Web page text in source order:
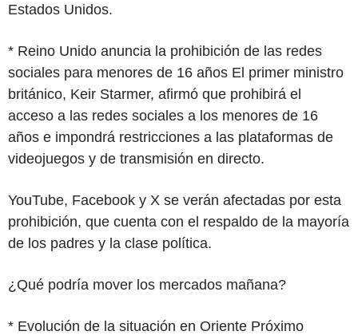
Estados Unidos.
* Reino Unido anuncia la prohibición de las redes
sociales para menores de 16 años El primer ministro
británico, Keir Starmer, afirmó que prohibirá el
acceso a las redes sociales a los menores de 16
años e impondrá restricciones a las plataformas de
videojuegos y de transmisión en directo.
YouTube, Facebook y X se verán afectadas por esta
prohibición, que cuenta con el respaldo de la mayoría
de los padres y la clase política.
¿Qué podría mover los mercados mañana?
* Evolución de la situación en Oriente Próximo